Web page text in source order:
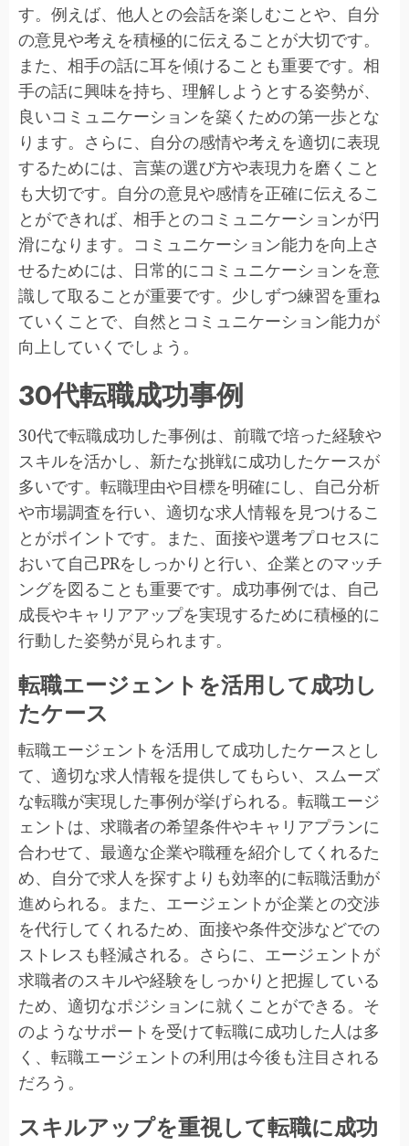
す。例えば、他人との会話を楽しむことや、自分
の意見や考えを積極的に伝えることが大切です。
また、相手の話に耳を傾けることも重要です。相
手の話に興味を持ち、理解しようとする姿勢が、
良いコミュニケーションを築くための第一歩とな
ります。さらに、自分の感情や考えを適切に表現
するためには、言葉の選び方や表現力を磨くこと
も大切です。自分の意見や感情を正確に伝えるこ
とができれば、相手とのコミュニケーションが円
滑になります。コミュニケーション能力を向上さ
せるためには、日常的にコミュニケーションを意
識して取ることが重要です。少しずつ練習を重ね
ていくことで、自然とコミュニケーション能力が
向上していくでしょう。
30代転職成功事例
30代で転職成功した事例は、前職で培った経験や
スキルを活かし、新たな挑戦に成功したケースが
多いです。転職理由や目標を明確にし、自己分析
や市場調査を行い、適切な求人情報を見つけるこ
とがポイントです。また、面接や選考プロセスに
おいて自己PRをしっかりと行い、企業とのマッチ
ングを図ることも重要です。成功事例では、自己
成長やキャリアアップを実現するために積極的に
行動した姿勢が見られます。
転職エージェントを活用して成功し
たケース
転職エージェントを活用して成功したケースとし
て、適切な求人情報を提供してもらい、スムーズ
な転職が実現した事例が挙げられる。転職エージ
ェントは、求職者の希望条件やキャリアプランに
合わせて、最適な企業や職種を紹介してくれるた
め、自分で求人を探すよりも効率的に転職活動が
進められる。また、エージェントが企業との交渉
を代行してくれるため、面接や条件交渉などでの
ストレスも軽減される。さらに、エージェントが
求職者のスキルや経験をしっかりと把握している
ため、適切なポジションに就くことができる。そ
のようなサポートを受けて転職に成功した人は多
く、転職エージェントの利用は今後も注目される
だろう。
スキルアップを重視して転職に成功